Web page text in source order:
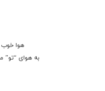
هوا خوب
به هوای